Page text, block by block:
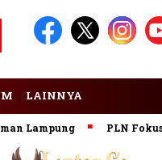
LAINNYA
PLN Fokus